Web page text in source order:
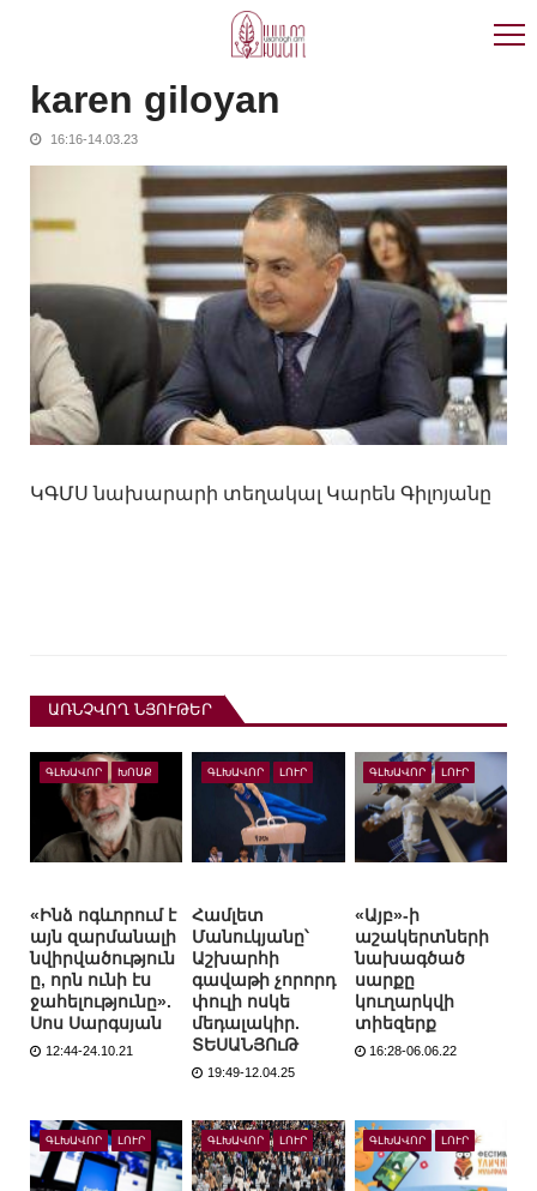
karen giloyan
16:16-14.03.23
ԿԳՄՍ նախարարի տեղակալ Կարեն Գիլոյանը
ԱՌՆՉՎՈՂ ՆՅՈՒԹԵՐ
ԳԼԽԱՎՈՐ ԽՈՍՔ
«Ինձ ոգևորում է
այն զարմանալի
նվիրվածություն
ը, որն ունի էս
ջահելությունը».
Սոս Սարգսյան
12:44-24.10.21
ԳԼԽԱՎՈՐ ԼՈՒՐ
Համլետ
Մանուկյանը՝
Աշխարհի
գավաթի չորորդ
փուլի ոսկե
մեդալակիր.
ՏԵՍԱՆՅՈւԹ
19:49-12.04.25
ԳԼԽԱՎՈՐ ԼՈՒՐ
«Այբ»-ի
աշակերտների
նախագծած
սարքը
կուղարկվի
տիեզերք
16:28-06.06.22
ԳԼԽԱՎՈՐ ԼՈՒՐ ԳԼԽԱՎՈՐ ԼՈՒՐ ԳԼԽԱՎՈՐ ԼՈՒՐ